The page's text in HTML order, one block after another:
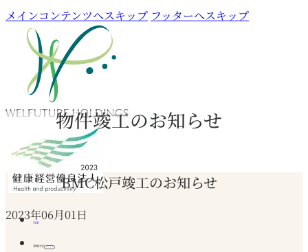
メインコンテンツへスキップ フッターへスキップ
TOP
事業内容
物件竣工のお知らせ
BMC松戸竣工のお知らせ
2023年06月01日